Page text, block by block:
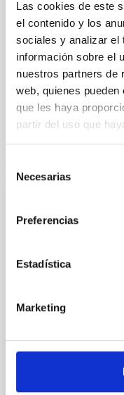
Las cookies de este
el contenido y los
sociales y analizar el
información sobre el
nuestros partners de
web, quienes
que les haya
partir del uso que
Necesarias
Preferencias
Estadística
Marketing
sky background
Shalyapin, V.
Fecha de
BIBCODE
NÚMERO DE
CONCERTO:
Context. The
low-resolution
spectrometer